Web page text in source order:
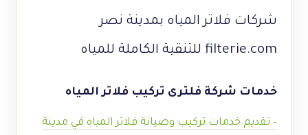
شركات فلاتر المياه بمدينة نصر
filterie.com للتنقية الكاملة للمياه
خدمات شركة فلترى تركيب فلاتر المياه
– تقديم خدمات تركيب وصيانة فلاتر المياه في مدينة